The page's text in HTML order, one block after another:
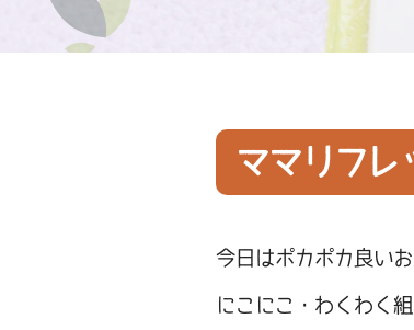
ママリフレ
今日はポカポカ良い
にこにこ・わくわく